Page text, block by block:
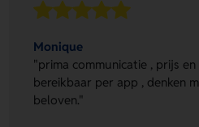
Monique
"prima communicatie , prijs
bereikbaar per app , denken
beloven."